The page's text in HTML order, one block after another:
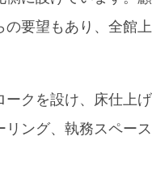
の要望もあり、全館
ークを設け、床仕上
リング、執務スペー